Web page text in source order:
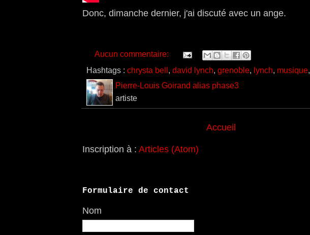
Donc, dimanche dernier, j'ai discuté avec un ange.
Aucun commentaire:
Hashtags : chrysta bell, david lynch, grenoble, lynch, musique,
Pierre-Louis Goirand alias phase3
artiste
Accueil
Inscription à : Articles (Atom)
Formulaire de contact
Nom